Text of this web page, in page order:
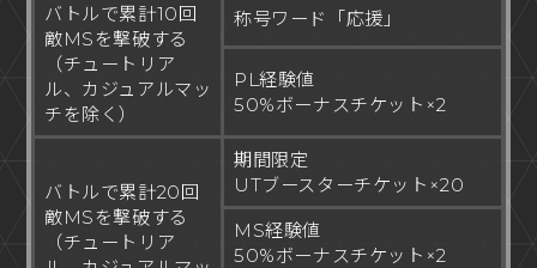
バトルで累計10回
敵MSを撃破する
（チュートリア
ル、カジュアルマッ
チを除く）
称号ワード「応援」
PL経験値
50%ボーナスチケット×2
バトルで累計20回
敵MSを撃破する
（チュートリア
期間限定
UTブースターチケット×20
MS経験値
50%ボーナスチケット×2